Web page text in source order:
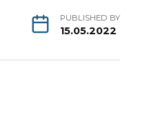
PUBLISHED BY
15.05.2022